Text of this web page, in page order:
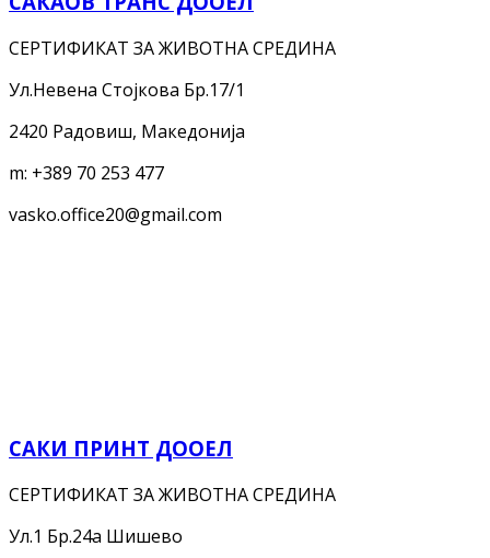
СЕРТИФИКАТ ЗА ЖИВОТНА СРЕДИНА
Ул.Невена Стојкова Бр.17/1
2420 Радовиш, Македонија
m: +389 70 253 477
vasko.office20@gmail.com
САКИ ПРИНТ ДООЕЛ
СЕРТИФИКАТ ЗА ЖИВОТНА СРЕДИНА
Ул.1 Бр.24а Шишево